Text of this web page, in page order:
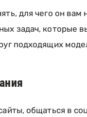
для чего он вам
задач, которые
подходящих
общаться в